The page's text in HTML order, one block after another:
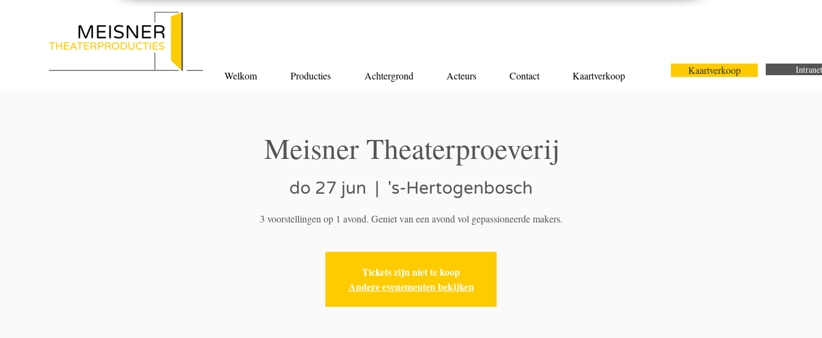
Welkom Producties Achtergrond Acteurs Contact Kaartverkoop Kaartverkoop Intranet
Meisner Theaterproeverij
do 27 jun
  |
's-Hertogenbosch
3 voorstellingen op 1 avond. Geniet van een avond vol gepassioneerde makers.
Tickets zijn niet te koop
Andere evenementen bekijken